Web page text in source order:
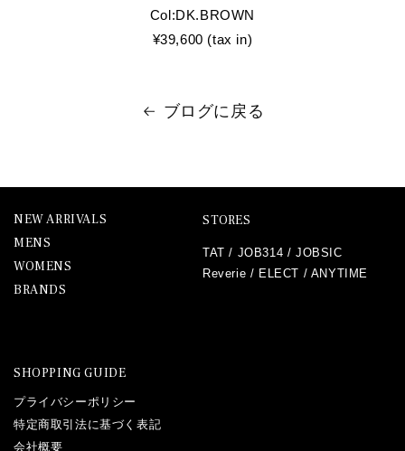
Col:DK.BROWN
¥39,600 (tax in)
ブログに戻る
NEW ARRIVALS
MENS
WOMENS
BRANDS
STORES
TAT / JOB314 /JOBSIC
Reverie / ELECT / ANYTIME
SHOPPING GUIDE
プライバシーポリシー
特定商取引法に基づく表記
会社概要